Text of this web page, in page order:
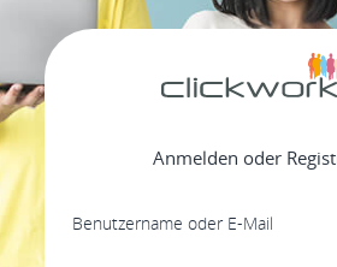
Anmelden oder
Benutzername oder E-Mail